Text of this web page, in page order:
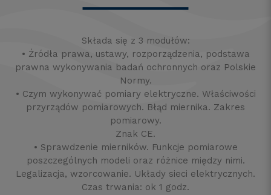
Składa się z 3 modułów:
• Źródła prawa, ustawy, rozporządzenia, podstawa
prawna wykonywania badań ochronnych oraz Polskie
Normy.
• Czym wykonywać pomiary elektryczne. Właściwości
przyrządów pomiarowych. Błąd miernika. Zakres
pomiarowy.
Znak CE.
• Sprawdzenie mierników. Funkcje pomiarowe
poszczególnych modeli oraz różnice między nimi.
Legalizacja, wzorcowanie. Układy sieci elektrycznych.
Czas trwania: ok 1 godz.